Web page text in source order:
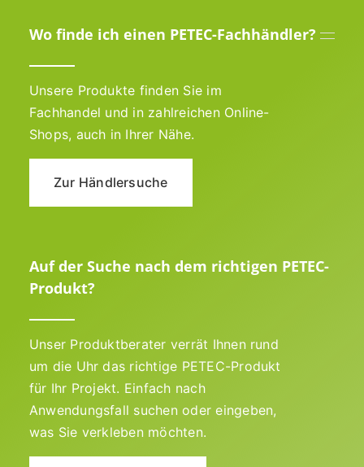
Wo finde ich einen PETEC-Fachhändler?
Unsere Produkte finden Sie im
Fachhandel und in zahlreichen Online-
Shops, auch in Ihrer Nähe.
Zur Händlersuche
Auf der Suche nach dem richtigen PETEC-
Produkt?
Unser Produktberater verrät Ihnen rund
um die Uhr das richtige PETEC-Produkt
für Ihr Projekt. Einfach nach
Anwendungsfall suchen oder eingeben,
was Sie verkleben möchten.